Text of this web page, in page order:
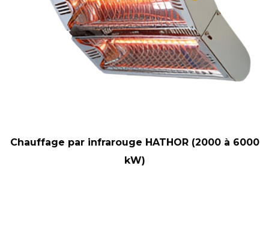
Chauffage par infrarouge HATHOR (2000 à 6000
kW)